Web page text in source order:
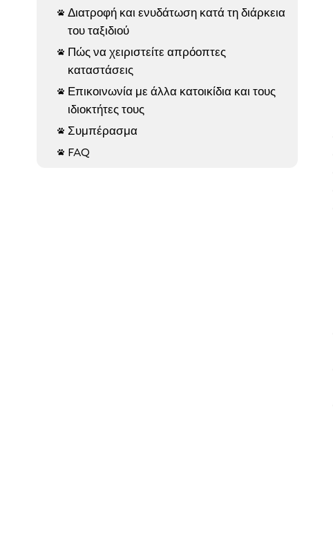
 Διατροφή και ενυδάτωση κατά τη διάρκεια
του ταξιδιού

Πώς να χειριστείτε απρόοπτες
καταστάσεις

Επικοινωνία με άλλα κατοικίδια και τους
ιδιοκτήτες τους
 Συμπέρασμα
 FAQ